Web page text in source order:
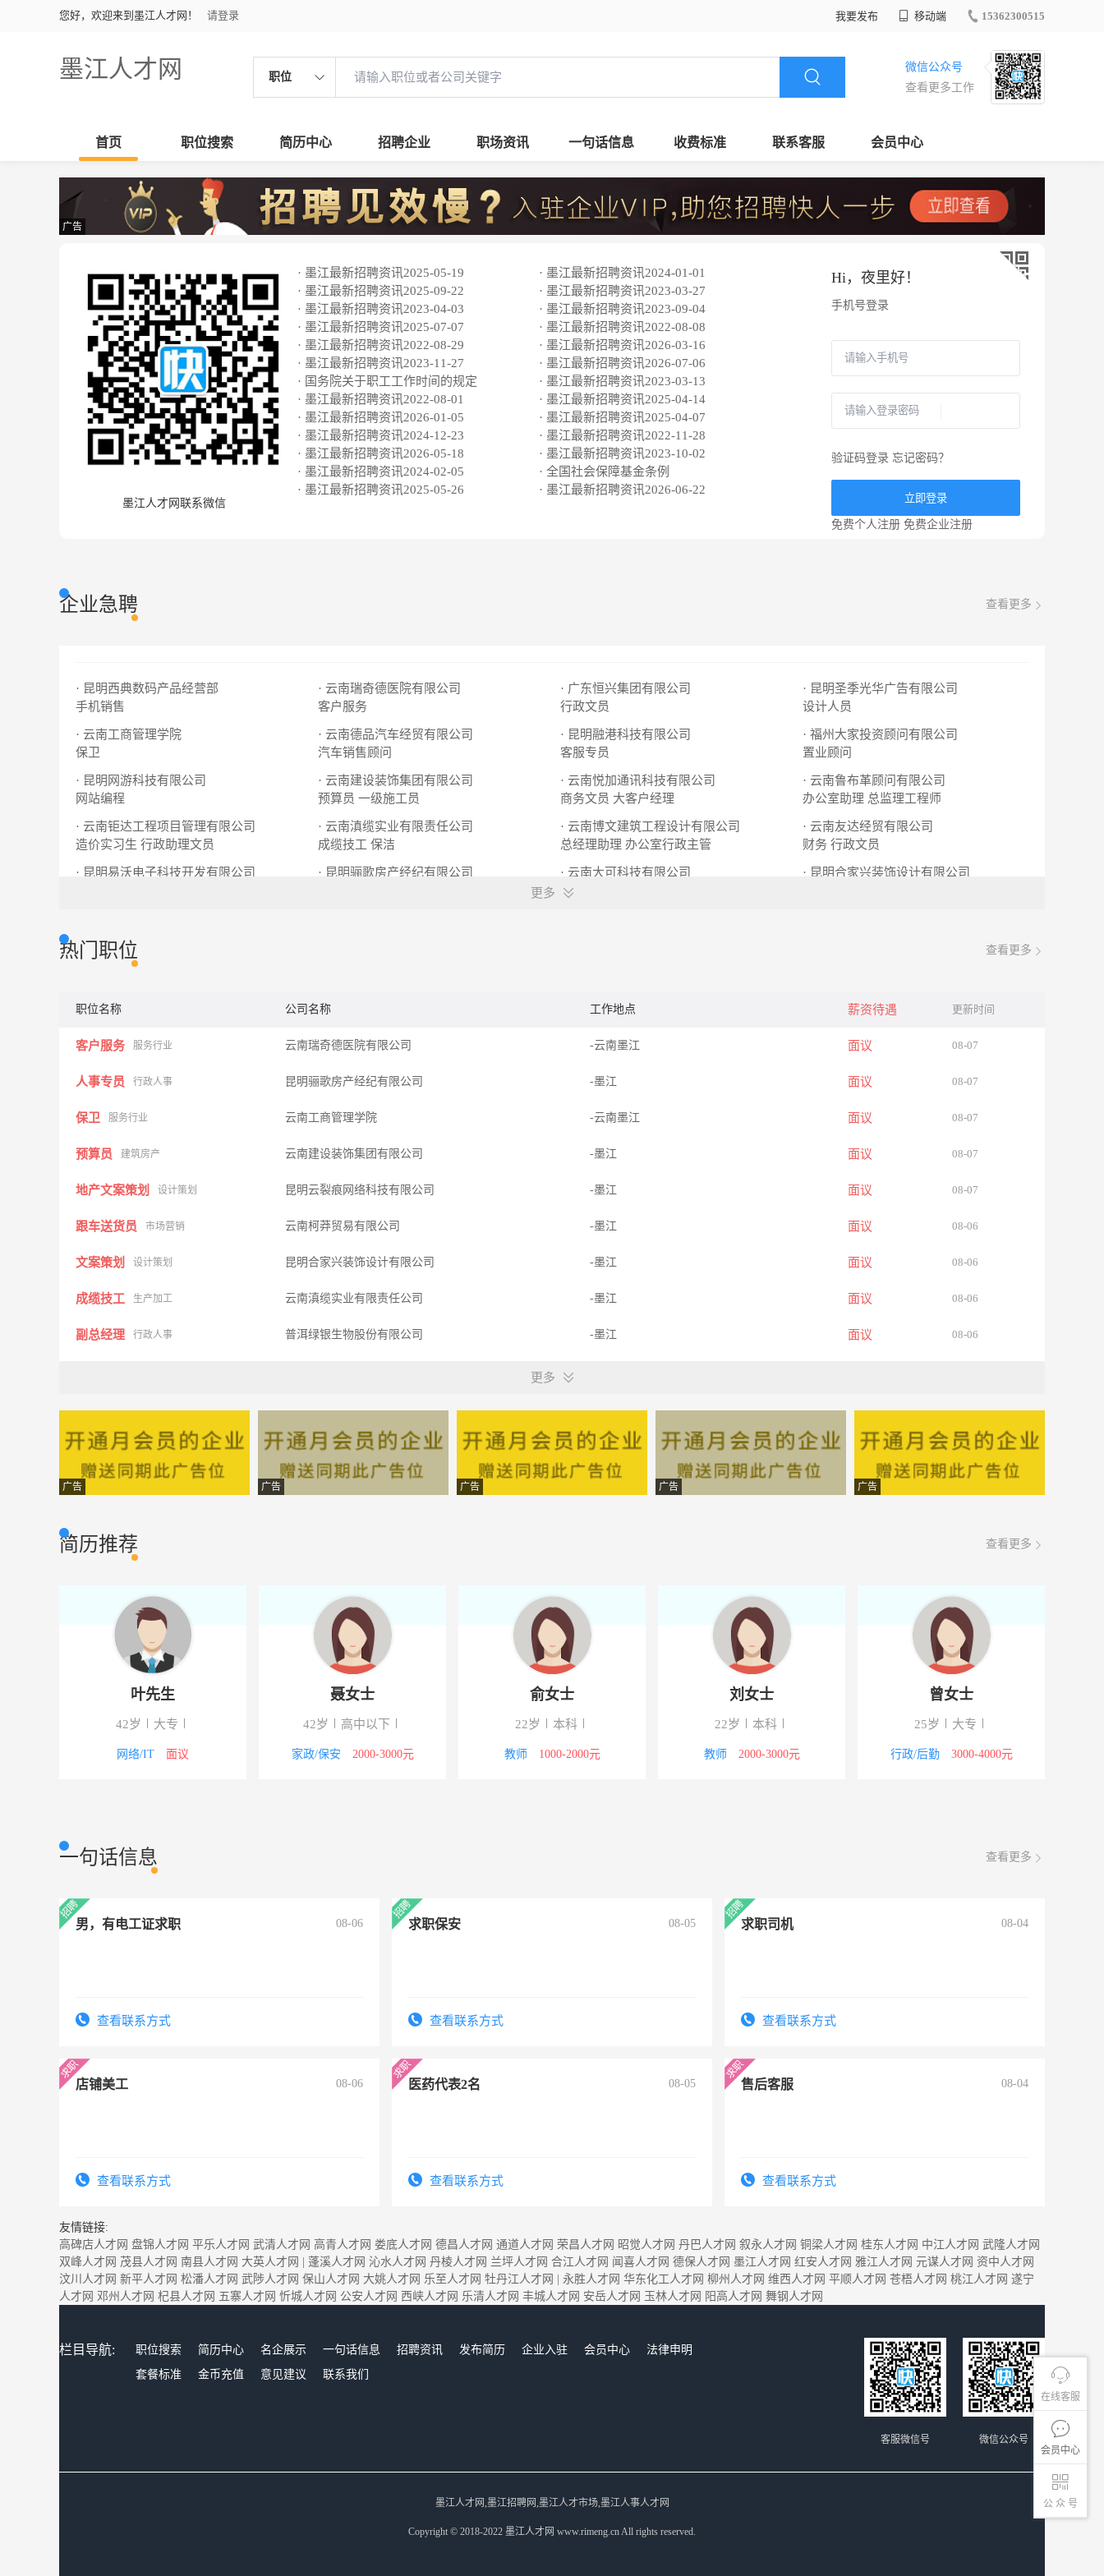
您好，欢迎来到墨江人才网！ 请登录 我要发布 移动端 15362300515
墨江人才网 职位
微信公众号
查看更多工作
首页 职位搜索 简历中心 招聘企业 职场资讯 一句话信息 收费标准 联系客服 会员中心
在线客服
会员中心
公 众 号
广告
墨江人才网联系微信
· 墨江最新招聘资讯2025-05-19
· 墨江最新招聘资讯2024-01-01
· 墨江最新招聘资讯2025-09-22
· 墨江最新招聘资讯2023-03-27
· 墨江最新招聘资讯2023-04-03
· 墨江最新招聘资讯2023-09-04
· 墨江最新招聘资讯2025-07-07
· 墨江最新招聘资讯2022-08-08
· 墨江最新招聘资讯2022-08-29
· 墨江最新招聘资讯2026-03-16
· 墨江最新招聘资讯2023-11-27
· 墨江最新招聘资讯2026-07-06
· 国务院关于职工工作时间的规定
· 墨江最新招聘资讯2023-03-13
· 墨江最新招聘资讯2022-08-01
· 墨江最新招聘资讯2025-04-14
· 墨江最新招聘资讯2026-01-05
· 墨江最新招聘资讯2025-04-07
· 墨江最新招聘资讯2024-12-23
· 墨江最新招聘资讯2022-11-28
· 墨江最新招聘资讯2026-05-18
· 墨江最新招聘资讯2023-10-02
· 墨江最新招聘资讯2024-02-05
· 全国社会保障基金条例
· 墨江最新招聘资讯2025-05-26
· 墨江最新招聘资讯2026-06-22
Hi， 夜里好！
手机号登录
验证码登录 忘记密码？
立即登录
免费个人注册 免费企业注册
企业急聘 查看更多
· 昆明西典数码产品经营部
手机销售
· 云南瑞奇德医院有限公司
客户服务
· 广东恒兴集团有限公司
行政文员
· 昆明圣季光华广告有限公司
设计人员
· 云南工商管理学院
保卫
· 云南德品汽车经贸有限公司
汽车销售顾问
· 昆明融港科技有限公司
客服专员
· 福州大家投资顾问有限公司
置业顾问
· 昆明网游科技有限公司
网站编程
· 云南建设装饰集团有限公司
预算员 一级施工员
· 云南悦加通讯科技有限公司
商务文员 大客户经理
· 云南鲁布革顾问有限公司
办公室助理 总监理工程师
· 云南钜达工程项目管理有限公司
造价实习生 行政助理文员
· 云南滇缆实业有限责任公司
成缆技工 保洁
· 云南博文建筑工程设计有限公司
总经理助理 办公室行政主管
· 云南友达经贸有限公司
财务 行政文员
· 昆明易沃电子科技开发有限公司
· 昆明骊歌房产经纪有限公司
· 云南大可科技有限公司
Java开发工程师
· 昆明合家兴装饰设计有限公司
更多
热门职位 查看更多
职位名称 公司名称 工作地点 薪资待遇 更新时间
客户服务 服务行业 云南瑞奇德医院有限公司 -云南墨江 面议 08-07
人事专员 行政人事 昆明骊歌房产经纪有限公司 -墨江 面议 08-07
保卫 服务行业 云南工商管理学院 -云南墨江 面议 08-07
预算员 建筑房产 云南建设装饰集团有限公司 -墨江 面议 08-07
地产文案策划 设计策划 昆明云裂痕网络科技有限公司 -墨江 面议 08-07
跟车送货员 市场营销 云南柯莽贸易有限公司 -墨江 面议 08-06
文案策划 设计策划 昆明合家兴装饰设计有限公司 -墨江 面议 08-06
成缆技工 生产加工 云南滇缆实业有限责任公司 -墨江 面议 08-06
副总经理 行政人事 普洱绿银生物股份有限公司 -墨江 面议 08-06
广告销售经理 市场营销 云南平成时代科技有限公司 -墨江 面议 08-06
案场助理 其他类型 昆明云裂痕网络科技有限公司 -墨江 面议 08-06
销售代表 市场营销
仓库管理员 市场营销 昆明国松特种涂料有限公司 -墨江 08-06
置业顾问 办公文员 福州大家投资顾问有限公司 08-06
一级施工员 建筑房产 云南建设装饰集团有限公司 08-06
监理工程师 建筑房产 云南国开建设监理咨询有限公司 08-06
更多
广告 广告 广告 广告 广告
简历推荐 查看更多
叶先生
42岁 大专
网络/IT 面议
聂女士
42岁 高中以下
家政/保安 2000-3000元
俞女士
22岁 本科
教师 1000-2000元
刘女士
22岁 本科
教师 2000-3000元
曾女士
25岁 大专
行政/后勤 3000-4000元
一句话信息 查看更多
男，有电工证求职 08-06
查看联系方式
求职保安 08-05
查看联系方式
求职司机 08-04
查看联系方式
店铺美工 08-06
查看联系方式
医药代表2名 08-05
查看联系方式
售后客服 08-04
查看联系方式
友情链接:
高碑店人才网 盘锦人才网 平乐人才网 武清人才网 高青人才网 娄底人才网 德昌人才网 通道人才网 荣昌人才网 昭觉人才网 丹巴人才网 叙永人才网 铜梁人才网 桂东人才网 中江人才网 武隆人才网
双峰人才网 茂县人才网 南县人才网 大英人才网 蓬溪人才网 沁水人才网 丹棱人才网 兰坪人才网 合江人才网 闻喜人才网 德保人才网 墨江人才网 红安人才网 雅江人才网 元谋人才网 资中人才网
汶川人才网 新平人才网 松潘人才网 武陟人才网 保山人才网 大姚人才网 乐至人才网 牡丹江人才网 永胜人才网 华东化工人才网 柳州人才网 维西人才网 平顺人才网 苍梧人才网 桃江人才网 遂宁
人才网 邓州人才网 杞县人才网 五寨人才网 忻城人才网 公安人才网 西峡人才网 乐清人才网 丰城人才网 安岳人才网 玉林人才网 阳高人才网 舞钢人才网
栏目导航: 职位搜索 简历中心 名企展示 一句话信息 招聘资讯 发布简历 企业入驻 会员中心
法律申明
套餐标准
金币充值 意见建议 联系我们
微信公众号
客服微信号
墨江人才网,墨江招聘网,墨江人才市场,墨江人事人才网
Copyright © 2018-2022 墨江人才网 www.rimeng.cn All rights reserved.